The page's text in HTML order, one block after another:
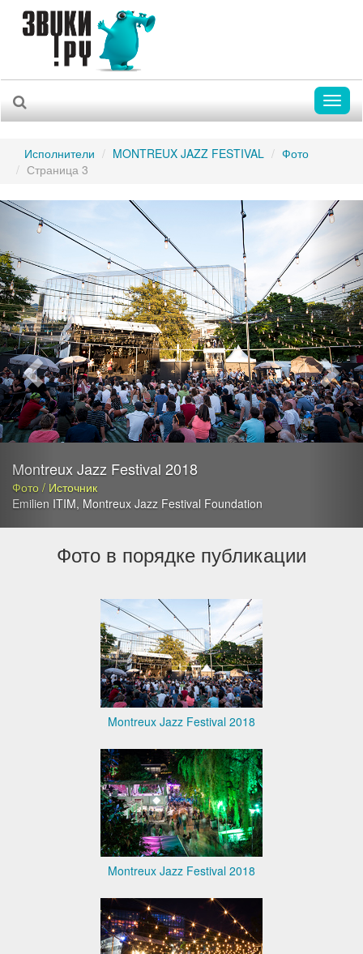
Исполнители MONTREUX JAZZ FESTIVAL
Фото
Страница 3
Montreux Jazz Festival 2018
Фото / Источник
Emilien ITIM, Montreux Jazz Festival Foundation
Previous
Фото в порядке публикации
Montreux Jazz Festival 2018
Montreux Jazz Festival 2018